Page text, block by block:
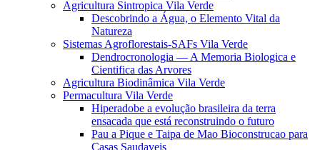
Agricultura Sintropica Vila Verde
Descobrindo a Água, o Elemento Vital da
Natureza
Sistemas Agroflorestais-SAFs Vila Verde
Dendrocronologia — A Memoria Biologica e
Cientifica das Arvores
Agricultura Biodinâmica Vila Verde
Permacultura Vila Verde
Hiperadobe a evolução brasileira da terra
ensacada que está reconstruindo o futuro
Pau a Pique e Taipa de Mao Bioconstrucao para
Casas Saudaveis